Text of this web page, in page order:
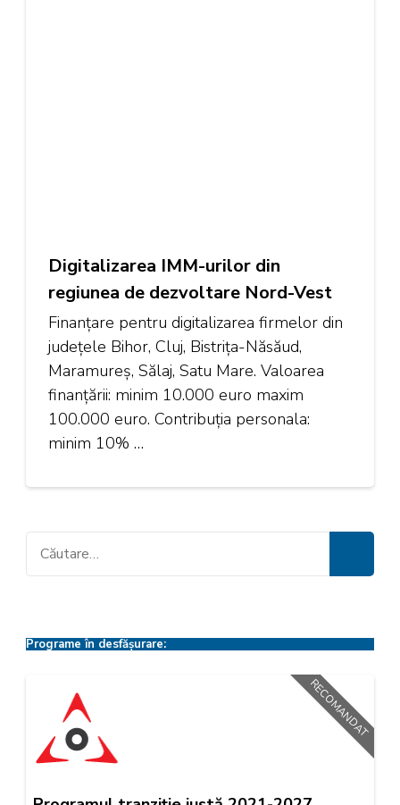
Digitalizarea IMM-urilor din
regiunea de dezvoltare Nord-Vest
Finanțare pentru digitalizarea firmelor din
județele Bihor, Cluj, Bistrița-Năsăud,
Maramureș, Sălaj, Satu Mare. Valoarea
finanțării: minim 10.000 euro maxim
100.000 euro. Contribuția personala:
minim 10% …
Caută
Programe în desfășurare:
RECOMANDAT